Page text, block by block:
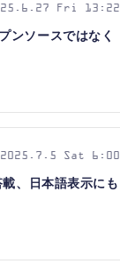
ンソースではなく
Fri 13:22
、日本語表示にも
2025.7.5 Sat 6:00